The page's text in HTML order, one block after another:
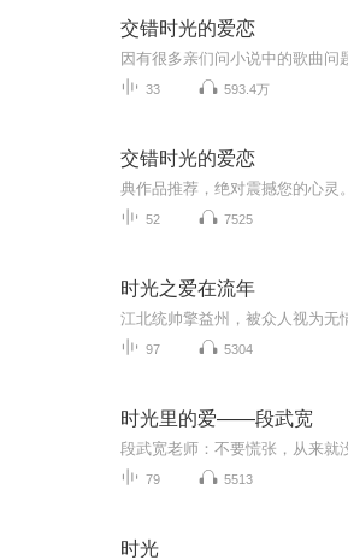
交错时光的爱恋
33 593.4万
交错时光的爱恋
52 7525
时光之爱在流年
97 5304
时光里的爱——段武宽
79 5513
时光